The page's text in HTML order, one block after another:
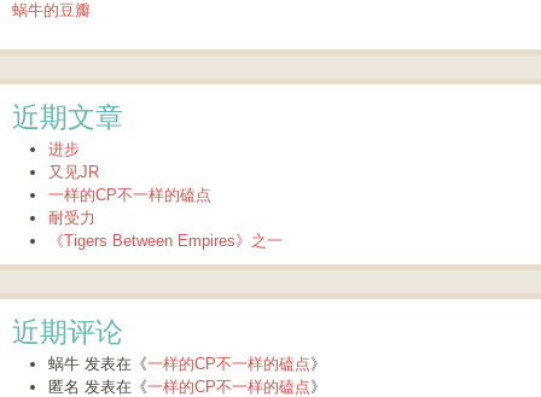
蜗牛的豆瓣
近期文章
进步
又见JR
一样的CP不一样的磕点
耐受力
《Tigers Between Empires》之一
近期评论
蜗牛 发表在《一样的CP不一样的磕点》
匿名 发表在《一样的CP不一样的磕点》